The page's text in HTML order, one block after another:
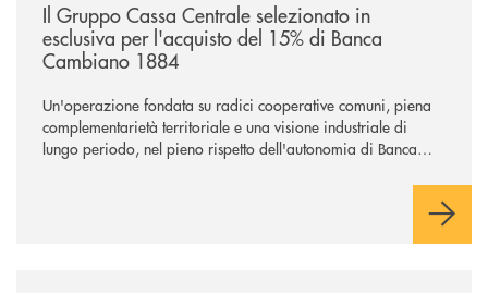
Il Gruppo Cassa Centrale selezionato in
esclusiva per l'acquisto del 15% di Banca
Cambiano 1884
Un'operazione fondata su radici cooperative comuni, piena
complementarietà territoriale e una visione industriale di
lungo periodo, nel pieno rispetto dell'autonomia di Banca
negoziazione esclusiva per la finalizzazione dell’operazione.